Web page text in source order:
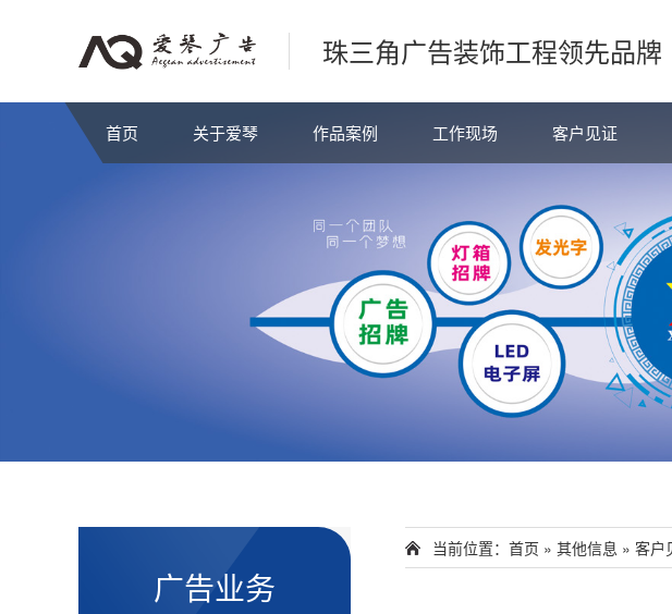
珠三角广告装饰工程领先品牌
首页 关于爱琴 作品案例 工作现场 客户见证
广告业务
当前位置： 首页 » 其他信息 » 客户